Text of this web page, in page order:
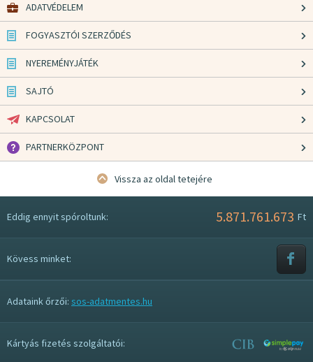
ADATVÉDELEM
FOGYASZTÓI SZERZŐDÉS
NYEREMÉNYJÁTÉK
SAJTÓ
KAPCSOLAT
PARTNERKÖZPONT
Vissza az oldal tetejére
Eddig ennyit spóroltunk: 5.871.761.673 Ft
Kövess minket:
Adataink őrzői: sos-adatmentes.hu
Kártyás fizetés szolgáltatói: